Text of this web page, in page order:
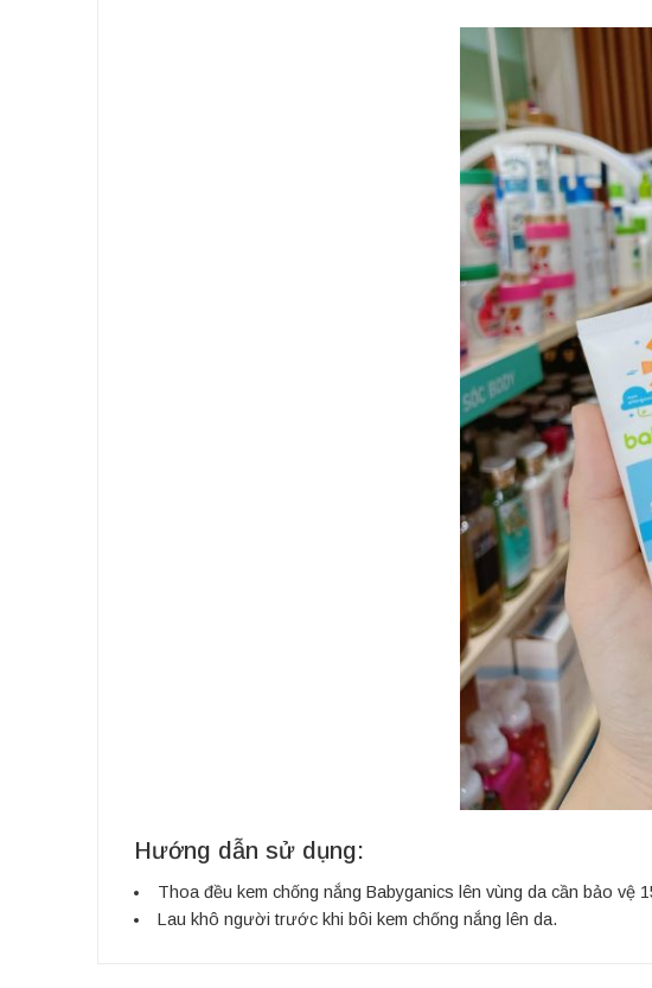
Hướng dẫn sử dụng:
Thoa đều kem chống nắng Babyganics lên vùng da cần bảo
Lau khô người trước khi bôi kem chống nắng lên da.